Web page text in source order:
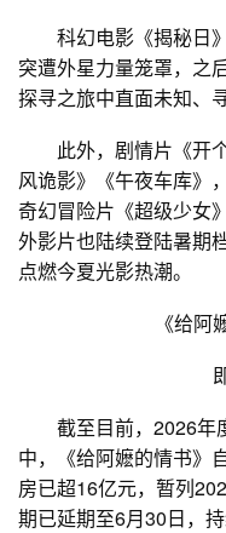
科幻电影《揭秘日》
突遭外星力量笼罩，之
探寻之旅中直面未知、
此外，剧情片《开个
风诡影》《午夜车库》
奇幻冒险片《超级少女
外影片也陆续登陆暑期
点燃今夏光影热潮。
《给阿
截至目前，2026年
中，《给阿嬷的情书》
房已超16亿元，暂列
期已延期至6月30日，